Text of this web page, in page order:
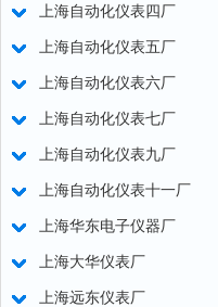
上海自动化仪表四厂
上海自动化仪表五厂
上海自动化仪表六厂
上海自动化仪表七厂
上海自动化仪表九厂
上海自动化仪表十一厂
上海华东电子仪器厂
上海大华仪表厂
上海远东仪表厂